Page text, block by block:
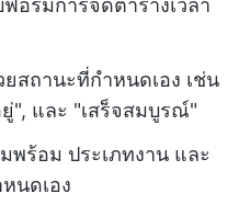
อร์มการจัดตารางเวลา
สถานะที่กำหนดเอง เช่น
", และ "เสร็จสมบูรณ์"
ร้อม ประเภทงาน และ
นดเอง